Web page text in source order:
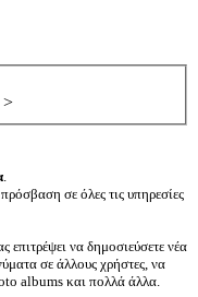
>
.
σε όλες τις υπηρεσίες
να δημοσιεύσετε νέα
σε άλλους χρήστες, να
albums και πολλά άλλα.